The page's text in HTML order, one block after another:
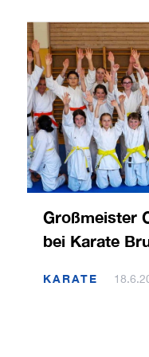
Großmeister
bei Karate
KARATE